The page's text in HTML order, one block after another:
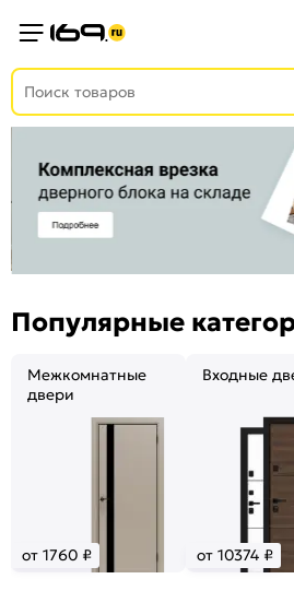
Популярные
Межкомнатные
двери
от 1760 ₽
Входные
от 10374 ₽